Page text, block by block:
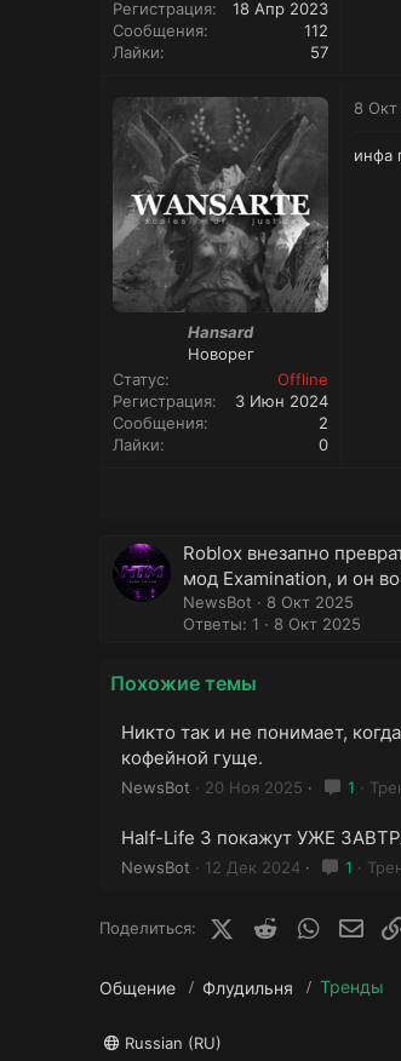
Регистрация
18 Апр 2023
Сообщения
112
Лайки
57
Hansard
Новорег
Статус
Offline
Регистрация
3 Июн 2024
Сообщения
2
Лайки
0
8
инфа
Roblox внезапно
мод Examination, и он
NewsBot
8 Окт 2025
Ответы: 1
8 Окт 2025
Похожие темы
Никто так и не понимает,
кофейной гуще.
NewsBot 20 Ноя 2025 1
Half-Life 3 покажут УЖЕ
NewsBot 12 Дек 2024 1
Поделиться: X (Twitter)
Reddit WhatsApp
E-
Общение Флудильня Тренды
Russian (RU)